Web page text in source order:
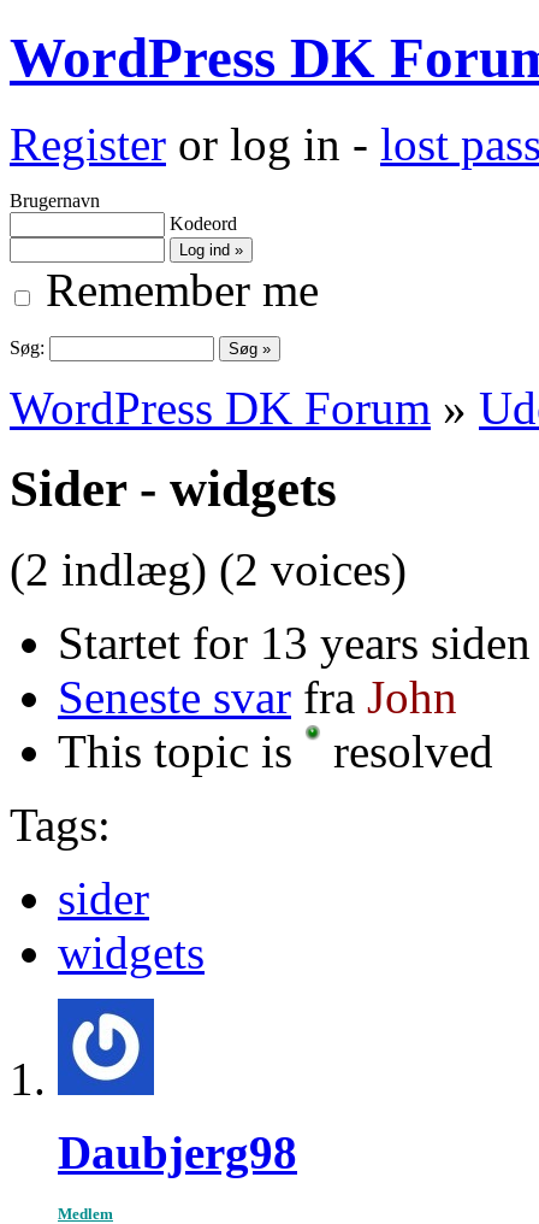
WordPress DK
Register or log in - lost
Brugernavn
Kodeord
Remember me
Søg:
WordPress DK Forum »
Sider - widgets
(2 indlæg) (2 voices)
Startet for 13 years
Seneste svar fra John
This topic is
resolved
Tags:
sider
widgets
Daubjerg98
Medlem